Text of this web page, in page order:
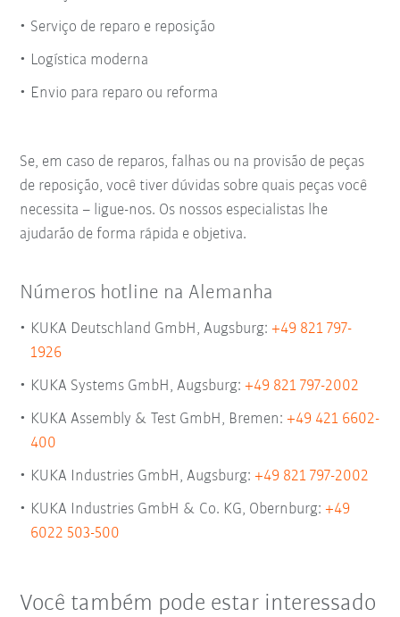
Serviço de reparo e reposição
Logística moderna
Envio para reparo ou reforma
Se, em caso de reparos, falhas ou na provisão de peças
de reposição, você tiver dúvidas sobre quais peças você
necessita – ligue-nos. Os nossos especialistas lhe
ajudarão de forma rápida e objetiva.
Números hotline na Alemanha
KUKA Deutschland GmbH, Augsburg:+49 821 797-
1926
KUKA Systems GmbH, Augsburg:+49 821 797-2002
KUKA Assembly & Test GmbH, Bremen:+49 421 6602-
400
KUKA Industries GmbH, Augsburg:+49 821 797-2002
KUKA Industries GmbH & Co. KG, Obernburg:+49
6022 503-500
Você também pode estar interessado